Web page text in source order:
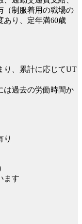
制服着用の職場の
あり、定年満60歳
り、累計に応じてUT
は過去の労働時間か
り
ます